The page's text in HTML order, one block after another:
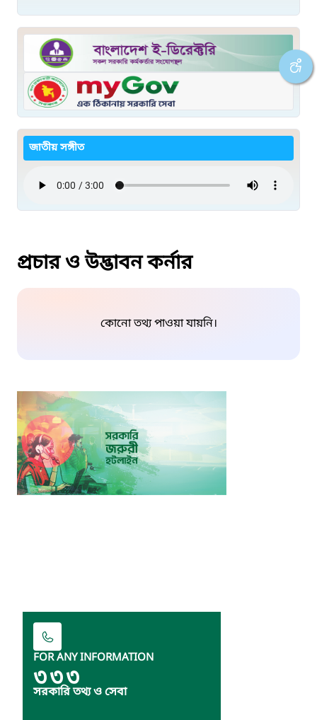
জাতীয় সঙ্গীত
প্রচার ও উদ্ভাবন কর্নার
কোনো তথ্য পাওয়া যায়নি।
FOR ANY INFORMATION
৩৩৩
সরকারি তথ্য ও সেবা